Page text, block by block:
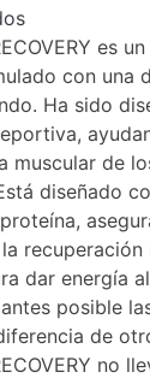
es
con una
Ha sido
muscular de
diseñado
recuperación
dar energía
posible
de
no